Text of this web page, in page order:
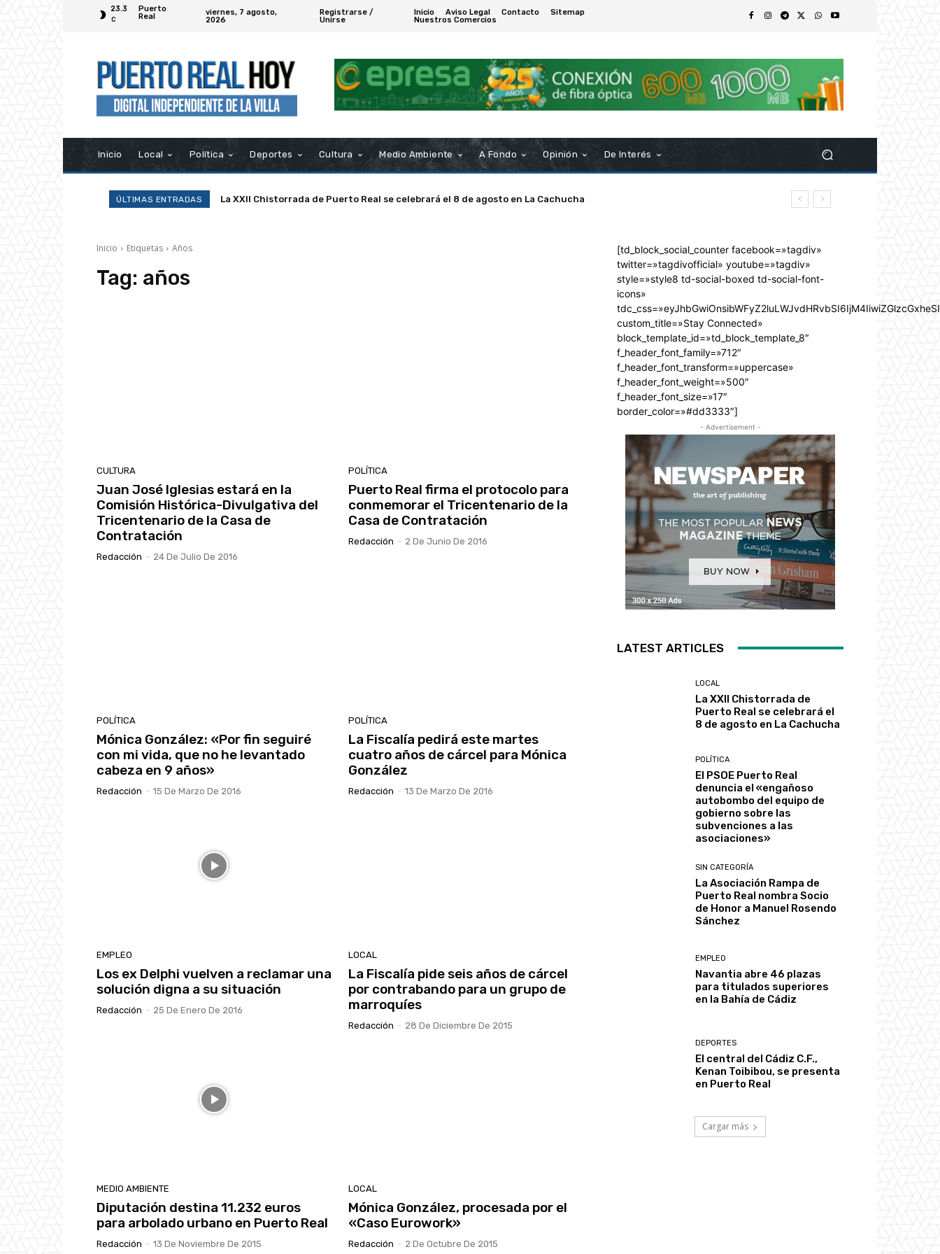
23.3
C
Puerto
Real
viernes, 7 agosto,
2026
Registrarse /
Unirse
Inicio Aviso Legal Contacto
Sitemap
Nuestros Comercios
Inicio Local Política Deportes Cultura Medio Ambiente A Fondo Opinión De Interés
ÚLTIMAS ENTRADAS La XXII Chistorrada de Puerto Real se celebrará el 8 de agosto en La Cachucha
Inicio Etiquetas Años
Tag: años
CULTURA
Juan José Iglesias estará en la
Comisión Histórica-Divulgativa del
Tricentenario de la Casa de
Contratación
Redacción - 24 De Julio De 2016
POLÍTICA
Puerto Real firma el protocolo para
conmemorar el Tricentenario de la
Casa de Contratación
Redacción - 2 De Junio De 2016
POLÍTICA
Mónica González: «Por fin seguiré
con mi vida, que no he levantado
cabeza en 9 años»
Redacción - 15 De Marzo De 2016
POLÍTICA
La Fiscalía pedirá este martes
cuatro años de cárcel para Mónica
González
Redacción - 13 De Marzo De 2016
EMPLEO
Los ex Delphi vuelven a reclamar una
solución digna a su situación
Redacción - 25 De Enero De 2016
LOCAL
La Fiscalía pide seis años de cárcel
por contrabando para un grupo de
marroquíes
Redacción - 28 De Diciembre De 2015
MEDIO AMBIENTE
Diputación destina 11.232 euros
para arbolado urbano en Puerto Real
Redacción - 13 De Noviembre De 2015
LOCAL
Mónica González, procesada por el
«Caso Eurowork»
Redacción - 2 De Octubre De 2015
[td_block_social_counter facebook=»tagdiv»
twitter=»tagdivofficial» youtube=»tagdiv»
style=»style8 td-social-boxed td-social-font-
icons»
custom_title=»Stay Connected»
block_template_id=»td_block_template_8″
f_header_font_family=»712″
f_header_font_transform=»uppercase»
f_header_font_weight=»500″
f_header_font_size=»17″
border_color=»#dd3333″]
- Advertisement -
LATEST ARTICLES
LOCAL
La XXII Chistorrada de
Puerto Real se celebrará el
8 de agosto en La Cachucha
POLÍTICA
El PSOE Puerto Real
denuncia el «engañoso
autobombo del equipo de
gobierno sobre las
subvenciones a las
asociaciones»
SIN CATEGORÍA
La Asociación Rampa de
Puerto Real nombra Socio
de Honor a Manuel Rosendo
Sánchez
EMPLEO
Navantia abre 46 plazas
para titulados superiores
en la Bahía de Cádiz
DEPORTES
El central del Cádiz C.F.,
Kenan Toibibou, se presenta
en Puerto Real
Cargar más